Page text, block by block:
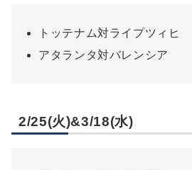
トッテナム対ライプツィヒ
アタランタ対バレンシア
2/25(火)&3/18(水)